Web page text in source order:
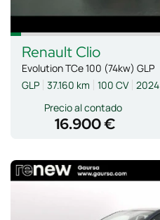
Renault Clio
Evolution TCe 100 (74kw) GLP
GLP 37.160 km 100 CV 2024
Precio al contado
16.900 €